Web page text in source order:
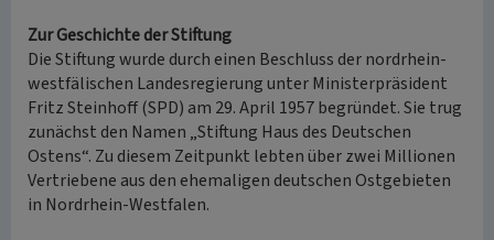
Zur Geschichte der Stiftung
Die Stiftung wurde durch einen Beschluss der nordrhein-
westfälischen Landesregierung unter Ministerpräsident
Fritz Steinhoff (SPD) am 29. April 1957 begründet. Sie trug
zunächst den Namen „Stiftung Haus des Deutschen
Ostens“. Zu diesem Zeitpunkt lebten über zwei Millionen
Vertriebene aus den ehemaligen deutschen Ostgebieten
in Nordrhein-Westfalen.